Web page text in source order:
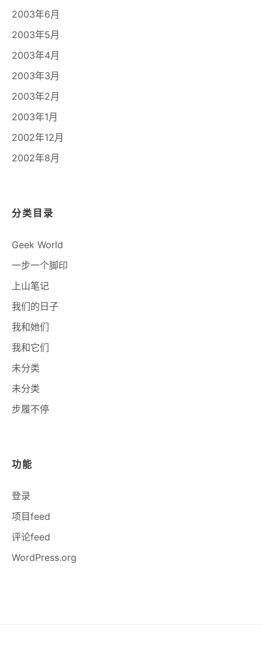
2003年6月
2003年5月
2003年4月
2003年3月
2003年2月
2003年1月
2002年12月
2002年8月
分类目录
Geek World
一步一个脚印
上山笔记
我们的日子
我和她们
我和它们
未分类
未分类
步履不停
功能
登录
项目feed
评论feed
WordPress.org